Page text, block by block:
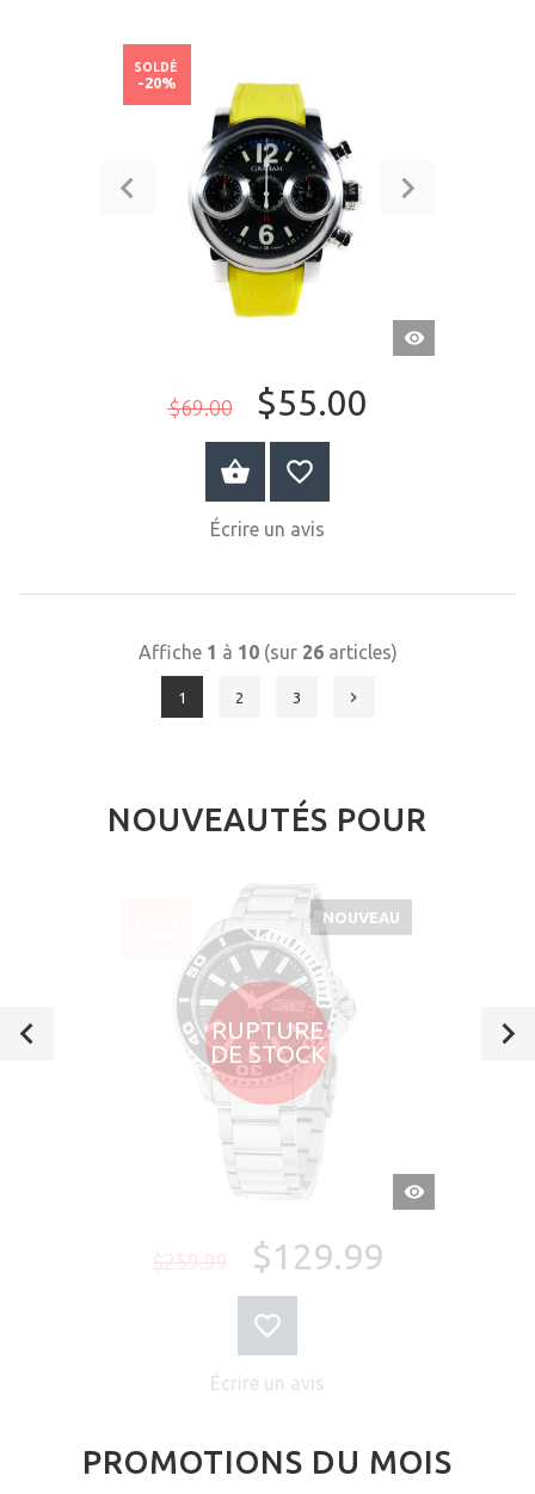
APERÇU
RAPIDE
$69.00 $55.00
SOLDÉ
-20%
ACHETER MAINTENANT
Écrire un avis
Affiche 1 à 10(sur 26articles)
1 2 3
NOUVEAUTÉS POUR
RUPTURE
DE STOCK
APERÇU
RAPIDE
NOUVEAU
$259.99 $129.99
Écrire un avis
PROMOTIONS DU MOIS